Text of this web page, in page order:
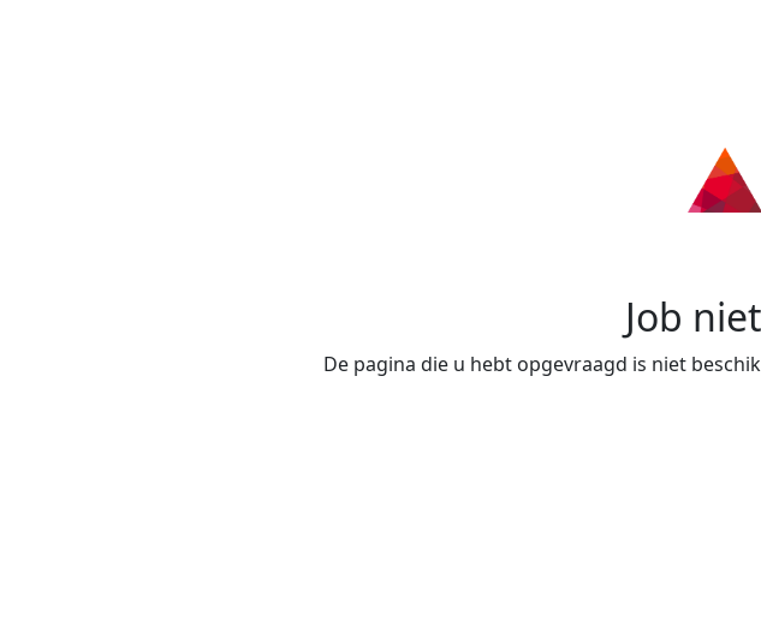
Job
De pagina die u hebt opgevraagd is niet